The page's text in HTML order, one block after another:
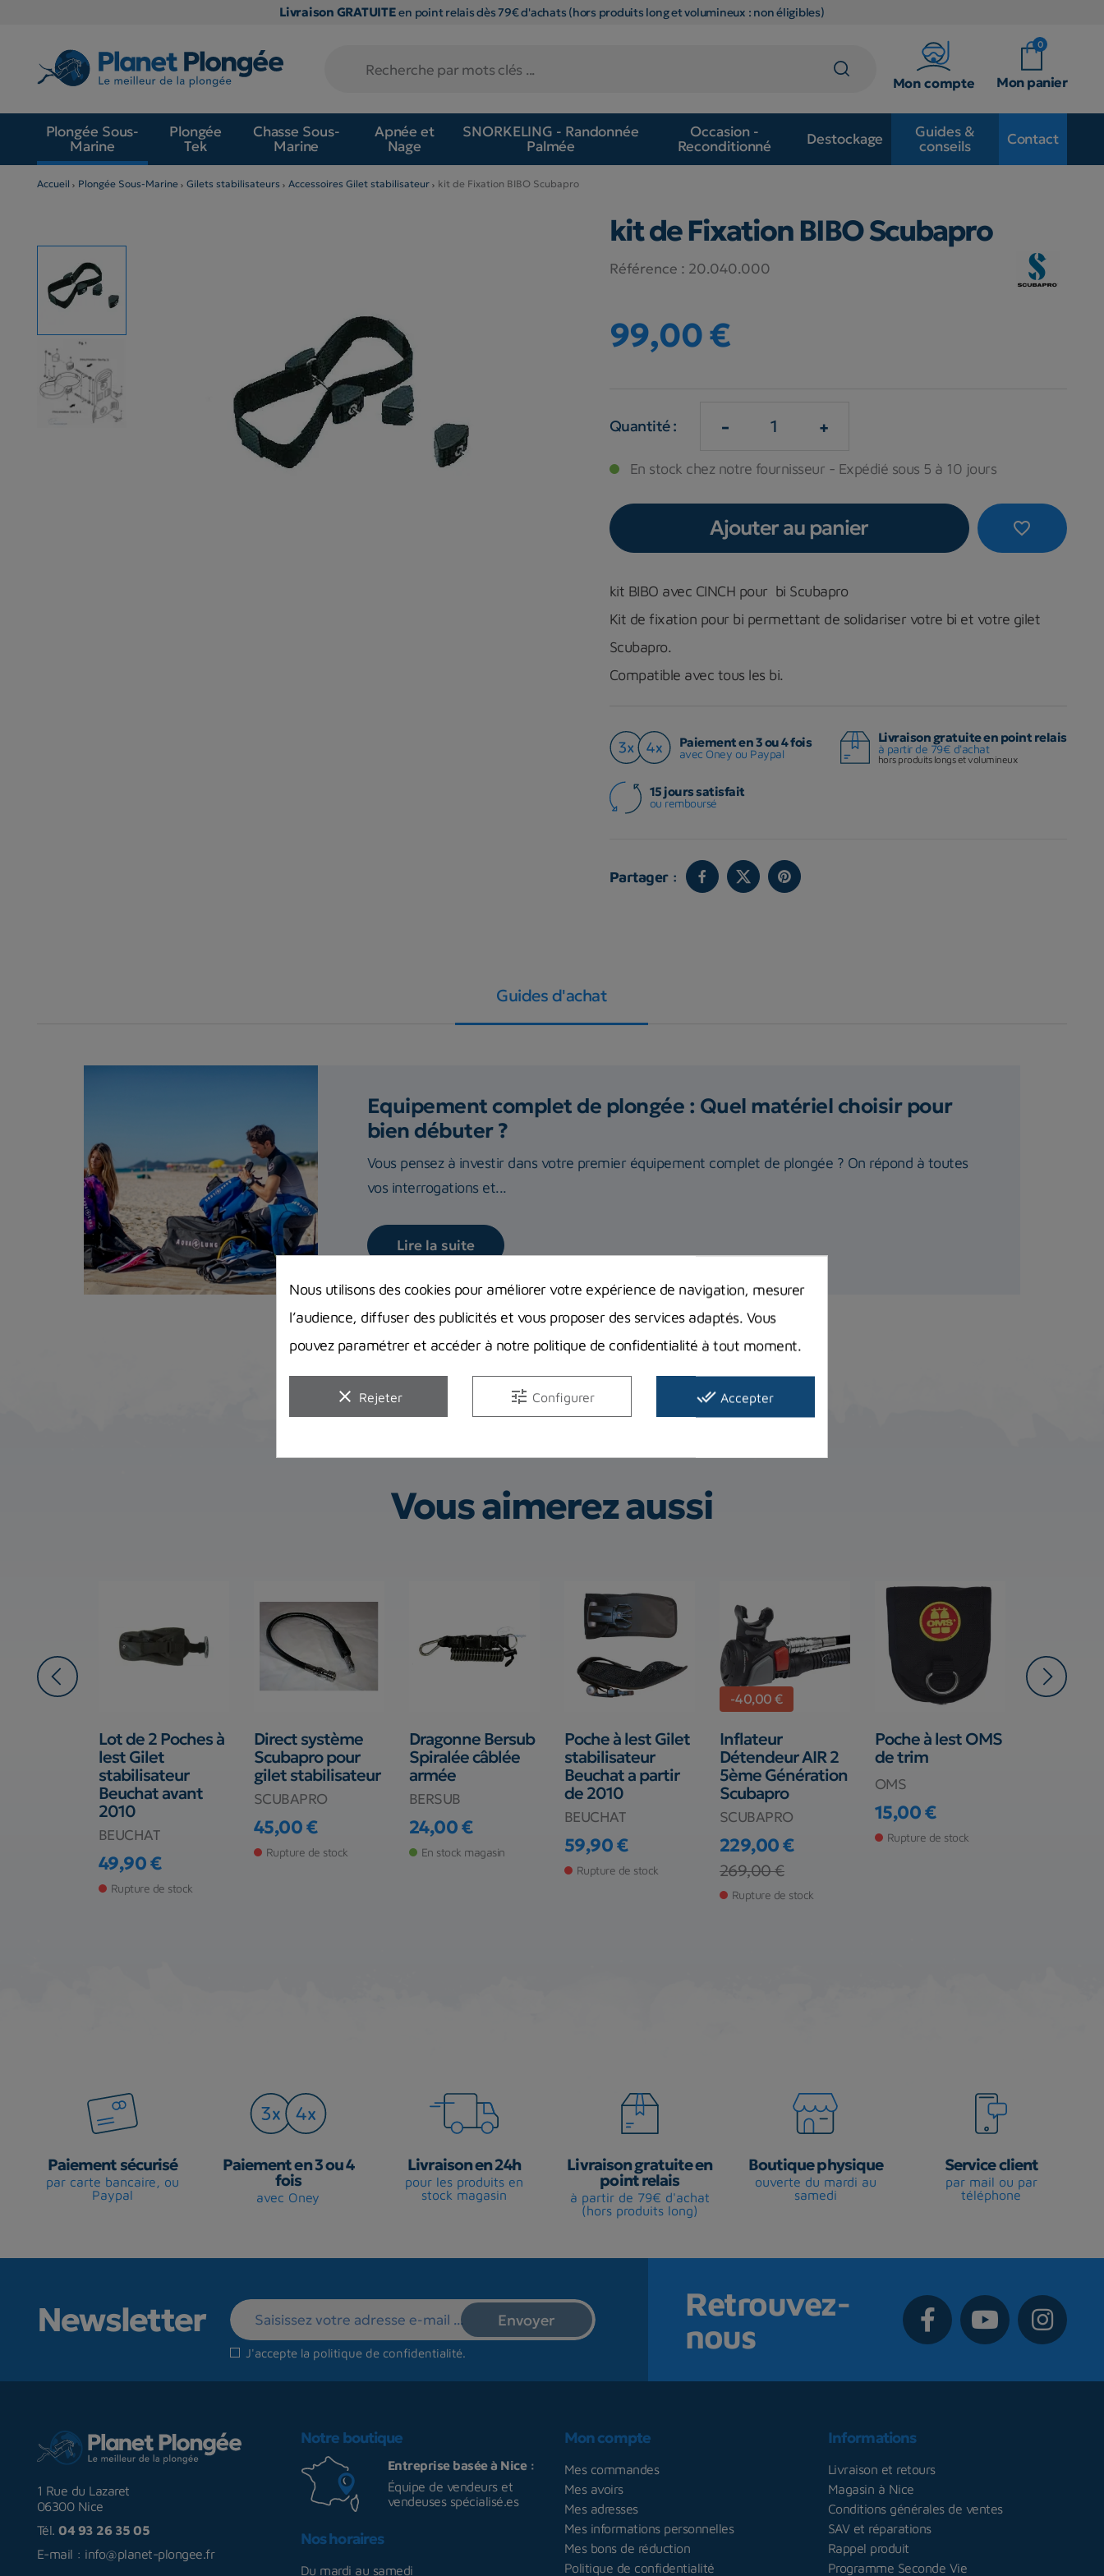
Livraison GRATUITEen point relais dès 79€ d'achats (hors produits long et volumineux : non éligibles)
Mon compte
0
Mon panier
Plongée Sous-
Marine
Plongée
Tek
Chasse Sous-
Marine
Apnée et
Nage
SNORKELING - Randonnée
Palmée
Occasion -
Reconditionné
Destockage
Guides &
conseils
Contact
Accueil Plongée Sous-Marine Gilets stabilisateurs Accessoires Gilet stabilisateur kit de Fixation BIBO Scubapro
kit de Fixation BIBO Scubapro
Référence : 20.040.000
99,00 €
Quantité : - +
En stock chez notre fournisseur - Expédié sous 5 à 10 jours
favorite_border
Ajouter au panier
kit BIBO avec CINCH pour bi Scubapro
Kit de fixation pour bi permettant de solidariser votre bi et votre gilet
Scubapro.
Compatible avec tous les bi.
Paiement en 3 ou 4 fois
avec Oney ou Paypal
Livraison gratuite en point relais
à partir de 79€ d'achat
hors produits longs et volumineux
15 jours satisfait
ou remboursé
Partager :
Guides d'achat
Equipement complet de plongée : Quel matériel choisir pour
bien débuter ?
Vous pensez à investir dans votre premier équipement complet de plongée ? On répond à toutes
vos interrogations et...
Lire la suite
Vous aimerez aussi
Lot de 2 Poches à
lest Gilet
stabilisateur
Beuchat avant
2010
BEUCHAT
Prix
49,90 €
Rupture de stock
Direct système
Scubapro pour
gilet stabilisateur
SCUBAPRO
Prix
45,00 €
Rupture de stock
Dragonne Bersub
Spiralée câblée
armée
BERSUB
Prix
24,00 €
En stock magasin
Poche à lest Gilet
stabilisateur
Beuchat a partir
de 2010
BEUCHAT
Prix
59,90 €
Rupture de stock
-40,00 €
Inflateur
Détendeur AIR 2
5ème Génération
Scubapro
SCUBAPRO
Prix
229,00 €
Prix de base
269,00 €
Rupture de stock
Poche à lest OMS
de trim
OMS
Prix
15,00 €
Rupture de stock
Paiement sécurisé
par carte bancaire, ou
Paypal
Paiement en 3 ou 4
fois
avec Oney
Livraison en 24h
pour les produits en
stock magasin
Livraison gratuite en
point relais
à partir de 79€ d'achat
(hors produits long)
Boutique physique
ouverte du mardi au
samedi
Service client
par mail ou par
téléphone
Newsletter
J'accepte la politique de confidentialité.
Retrouvez-
nous
1 Rue du Lazaret
06300 Nice
Tél. 04 93 26 35 05
E-mail : info@planet-plongee.fr
Notre boutique
Entreprise basée à Nice :
Équipe de vendeurs et
vendeuses spécialisé.es
Nos horaires
Du mardi au samedi
Mon compte
Mes commandes
Mes avoirs
Mes adresses
Mes informations personnelles
Mes bons de réduction
Politique de confidentialité
Informations
Livraison et retours
Magasin à Nice
Conditions générales de ventes
SAV et réparations
Rappel produit
Programme Seconde Vie
Nous utilisons des cookies pour améliorer votre expérience de navigation, mesurer
l’audience, diffuser des publicités et vous proposer des services adaptés. Vous
pouvez paramétrer et accéder à notre politique de confidentialité à tout moment.
clear Rejeter tune Configurer done_all Accepter